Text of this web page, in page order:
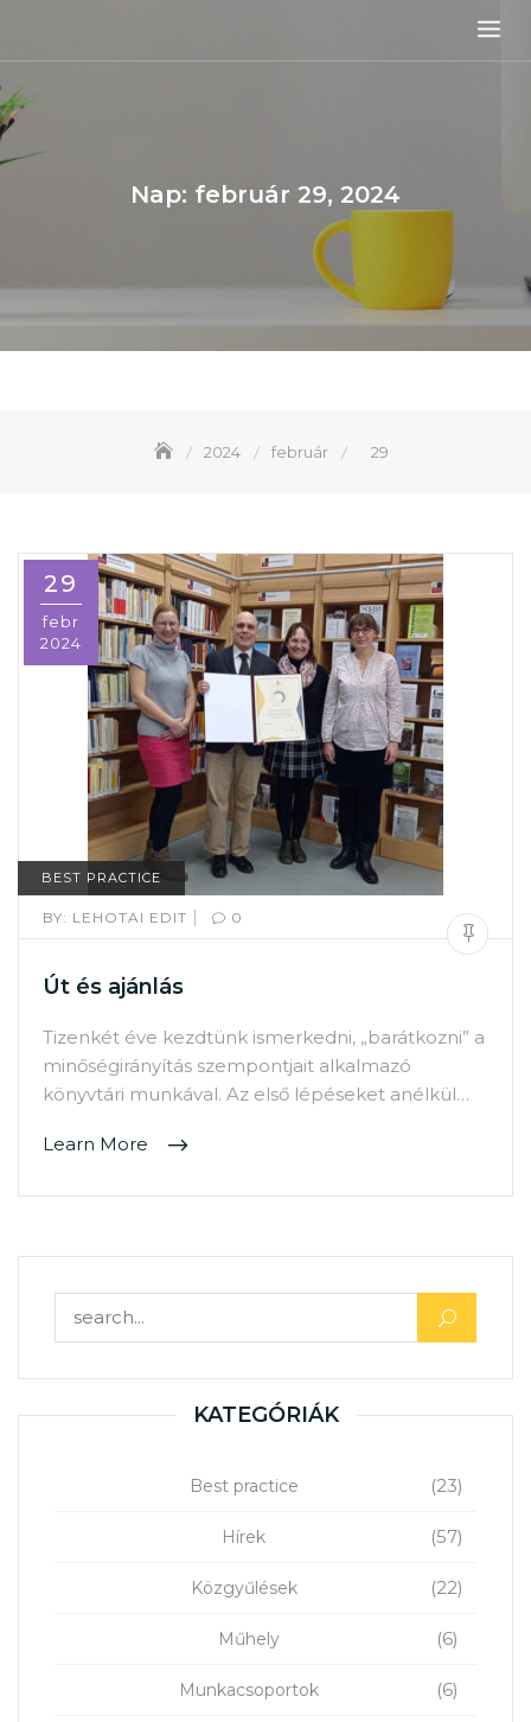
content
Nap: február 29, 2024
2024 február 29
29
febr
2024
BEST PRACTICE
BY: LEHOTAI EDIT | 0
Út és ajánlás
Tizenkét éve kezdtünk ismerkedni, „barátkozni” a
minőségirányítás szempontjait alkalmazó
könyvtári munkával. Az első lépéseket anélkül…
Learn More
KATEGÓRIÁK
Best practice (23)
Hírek (57)
Közgyűlések (22)
Műhely (6)
Munkacsoportok (6)